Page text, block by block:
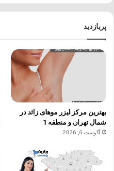
پربازدید
بهترین مرکز لیزر موهای زائد در
شمال تهران و منطقه 1
آگوست 6, 2026